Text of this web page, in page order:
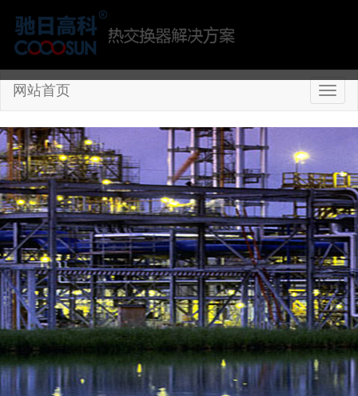
切
换
网站首页